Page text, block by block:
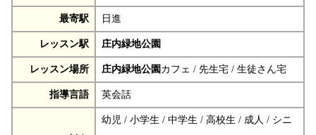
最寄駅 日進
レッスン駅 庄内緑地公園
レッスン場所 庄内緑地公園 カフェ / 先生宅 / 生徒さん宅
指導言語 英会話
幼児 / 小学生 / 中学生 / 高校生 / 成人 / シニ